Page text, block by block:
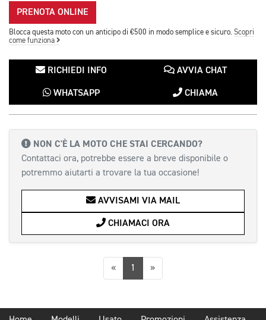
PRENOTA ONLINE
Blocca questa moto con un anticipo di €500 in modo semplice e sicuro. Scopri
come funziona
RICHIEDI INFO AVVIA CHAT
WHATSAPP CHIAMA
NON C'È LA MOTO CHE STAI CERCANDO?
Contattaci ora, potrebbe essere a breve disponibile o
potremmo aiutarti a trovare la tua occasione!
AVVISAMI VIA MAIL
CHIAMACI ORA
«Precedente
1 »Successiva